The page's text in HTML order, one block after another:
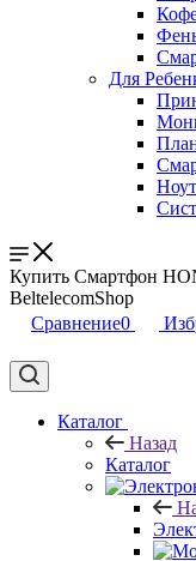
Для
Купить Смартфон
BeltelecomShop
Сравнение0
Каталог
Назад
Каталог